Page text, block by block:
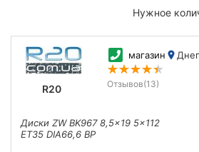
Нужное
R20
магазин
Отзывов(13)
Диски ZW BK967 8,5x19 5x112
ET35 DIA66,6 BP